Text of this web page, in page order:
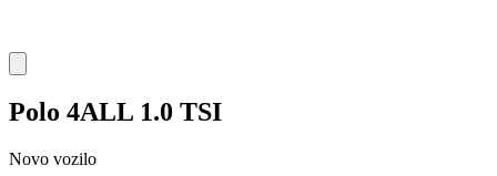
Polo 4ALL 1.0 TSI
Novo vozilo